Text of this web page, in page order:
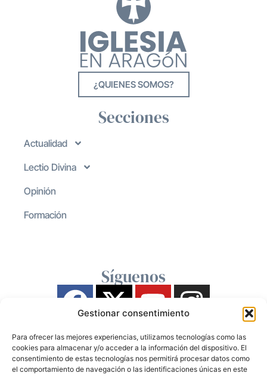
Gestionar consentimiento
Para ofrecer las mejores experiencias, utilizamos tecnologías como las
cookies para almacenar y/o acceder a la información del dispositivo. El
consentimiento de estas tecnologías nos permitirá procesar datos como
el comportamiento de navegación o las identificaciones únicas en este
¿QUIENES SOMOS?
Secciones
Actualidad
Lectio Divina
Opinión
Formación
Síguenos